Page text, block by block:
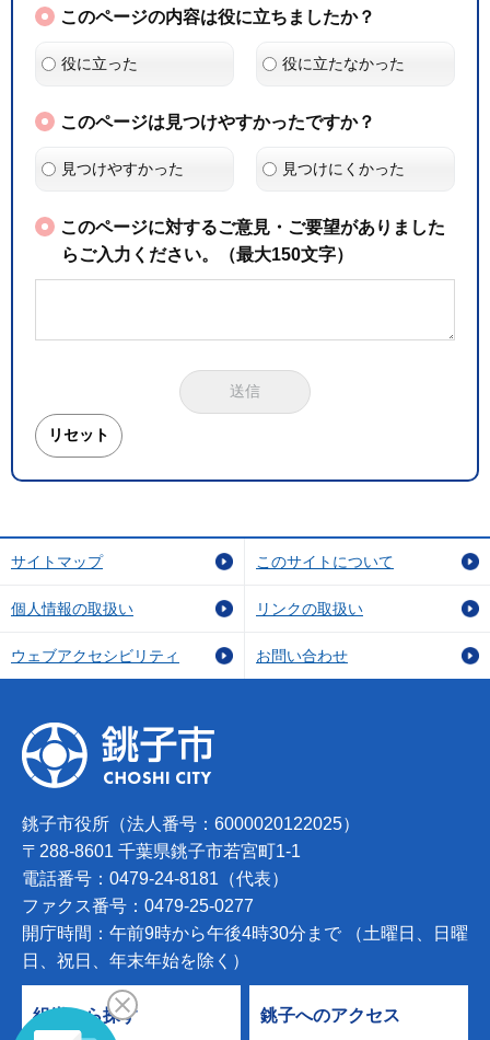
このページの内容は役に立ちましたか？
役に立った 役に立たなかった
このページは見つけやすかったですか？
見つけやすかった 見つけにくかった
このページに対するご意見・ご要望がありました
らご入力ください。（最大150文字）
サイトマップ このサイトについて
個人情報の取扱い リンクの取扱い
ウェブアクセシビリティ お問い合わせ
銚子市役所（法人番号：6000020122025）
〒288-8601 千葉県銚子市若宮町1-1
電話番号：0479-24-8181（代表）
ファクス番号：0479-25-0277
開庁時間：午前9時から午後4時30分まで （土曜日、日曜
日、祝日、年末年始を除く）
組織から探す 銚子へのアクセス